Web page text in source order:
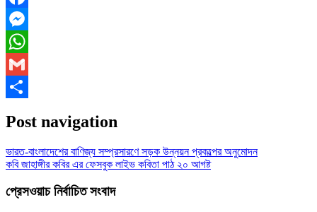
Facebook
Messenger
WhatsApp
Gmail
Post navigation
ভারত-বাংলাদেশের বাণিজ্য সম্প্রসারণে সড়ক উন্নয়ন প্রকল্পের অনুমোদন
কবি জাহাঙ্গীর কবির এর ফেসবুক লাইভ কবিতা পাঠ ২০ আগষ্ট
প্রেসওয়াচ নির্বাচিত সংবাদ